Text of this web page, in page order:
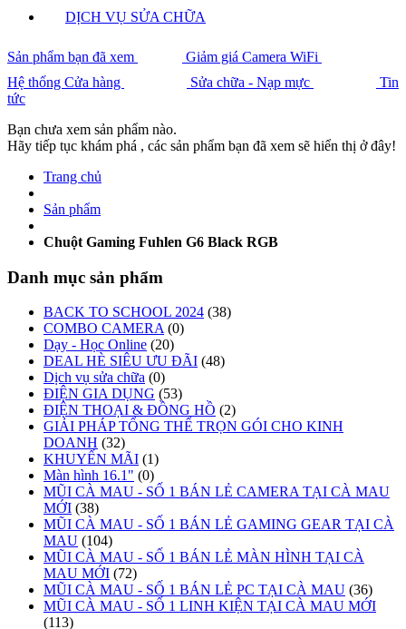
DỊCH VỤ SỬA CHỮA
Sản phẩm bạn đã xem
Giảm giá Camera WiFi
Hệ thống Cửa hàng
Sửa chữa - Nạp mực
Tin
tức
Bạn chưa xem sản phẩm nào.
Hãy tiếp tục khám phá , các sản phẩm bạn đã xem sẽ hiển thị ở đây!
Trang chủ
Sản phẩm
Chuột Gaming Fuhlen G6 Black RGB
Danh mục sản phẩm
BACK TO SCHOOL 2024 (38)
COMBO CAMERA (0)
Dạy - Học Online (20)
DEAL HÈ SIÊU ƯU ĐÃI (48)
Dịch vụ sửa chữa (0)
ĐIỆN GIA DỤNG (53)
ĐIỆN THOẠI & ĐỒNG HỒ (2)
GIẢI PHÁP TỔNG THỂ TRỌN GÓI CHO KINH
DOANH (32)
KHUYẾN MÃI (1)
Màn hình 16.1" (0)
MŨI CÀ MAU - SỐ 1 BÁN LẺ CAMERA TẠI CÀ MAU
MỚI (38)
MŨI CÀ MAU - SỐ 1 BÁN LẺ GAMING GEAR TẠI CÀ
MAU (104)
MŨI CÀ MAU - SỐ 1 BÁN LẺ MÀN HÌNH TẠI CÀ
MAU MỚI (72)
MŨI CÀ MAU - SỐ 1 BÁN LẺ PC TẠI CÀ MAU (36)
MŨI CÀ MAU - SỐ 1 LINH KIỆN TẠI CÀ MAU MỚI
(113)